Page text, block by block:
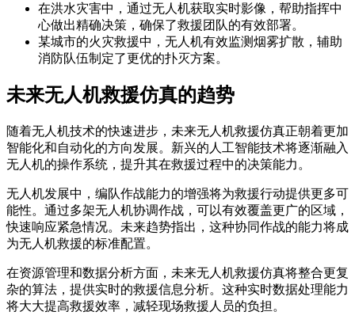
在洪水灾害中，通过无人机获取实时影像，帮助指挥中
心做出精确决策，确保了救援团队的有效部署。
某城市的火灾救援中，无人机有效监测烟雾扩散，辅助
消防队伍制定了更优的扑灭方案。
未来无人机救援仿真的趋势
随着无人机技术的快速进步，未来无人机救援仿真正朝着更加
智能化和自动化的方向发展。新兴的人工智能技术将逐渐融入
无人机的操作系统，提升其在救援过程中的决策能力。
无人机发展中，编队作战能力的增强将为救援行动提供更多可
能性。通过多架无人机协调作战，可以有效覆盖更广的区域，
快速响应紧急情况。未来趋势指出，这种协同作战的能力将成
为无人机救援的标准配置。
在资源管理和数据分析方面，未来无人机救援仿真将整合更复
杂的算法，提供实时的救援信息分析。这种实时数据处理能力
将大大提高救援效率，减轻现场救援人员的负担。